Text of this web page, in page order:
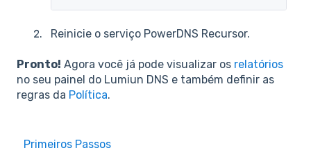
Reinicie o serviço PowerDNS Recursor.
Pronto! Agora você já pode visualizar os relatórios
no seu painel do Lumiun DNS e também definir as
regras da Política.
Primeiros Passos